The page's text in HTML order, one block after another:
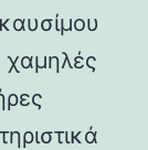
χαμηλές